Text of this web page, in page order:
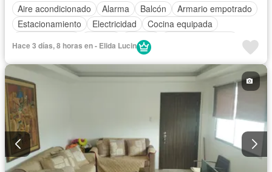
Aire acondicionado
Alarma Balcón
Armario empotrado
Estacionamiento
Electricidad
Cocina equipada
Jacuzzi
Agua
Acceso para personas con discapacidad
Garita de guardianía
Seguridad
Piscina
Completamente amoblado
Hace 3 días, 8 horas en - Elida Lucin